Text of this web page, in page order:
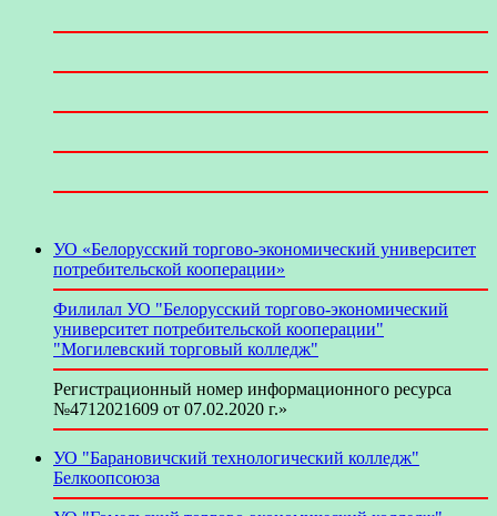
УО «Белорусский торгово-экономический университет
потребительской кооперации»
Филилал УО "Белорусский торгово-экономический
университет потребительской кооперации"
"Могилевский торговый колледж"
Регистрационный номер информационного ресурса
№4712021609 от 07.02.2020 г.»
УО "Барановичский технологический колледж"
Белкоопсоюза